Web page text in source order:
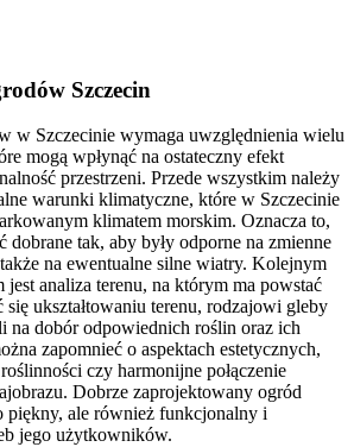
Szczecin
w Szczecinie wymaga uwzględnienia wielu
mogą wpłynąć na ostateczny efekt
przestrzeni. Przede wszystkim należy
warunki klimatyczne, które w Szczecinie
klimatem morskim. Oznacza to,
tak, aby były odporne na zmienne
na ewentualne silne wiatry. Kolejnym
analiza terenu, na którym ma powstać
ukształtowaniu terenu, rodzajowi gleby
na dobór odpowiednich roślin oraz ich
zapomnieć o aspektach estetycznych,
czy harmonijne połączenie
Dobrze zaprojektowany ogród
ale również funkcjonalny i
jego użytkowników.